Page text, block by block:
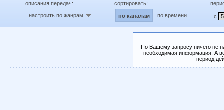
описания передач:
настроить по жанрам
сортировать:
по каналам по времени с
По Вашему запросу ничего не
необходимая информация. А
период